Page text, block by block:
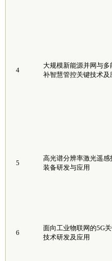
4
大规模新能源并网与多
补智慧管控关键技术及
5
高光谱分辨率激光遥感
装备研发与应用
6
面向工业物联网的5G
技术研发及应用